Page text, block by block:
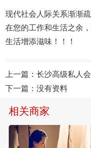
现代社会人际关系渐渐
在您的工作和生活之余
生活增添滋味！！！
上一篇：长沙高级私人
下一篇：没有资料
相关商家